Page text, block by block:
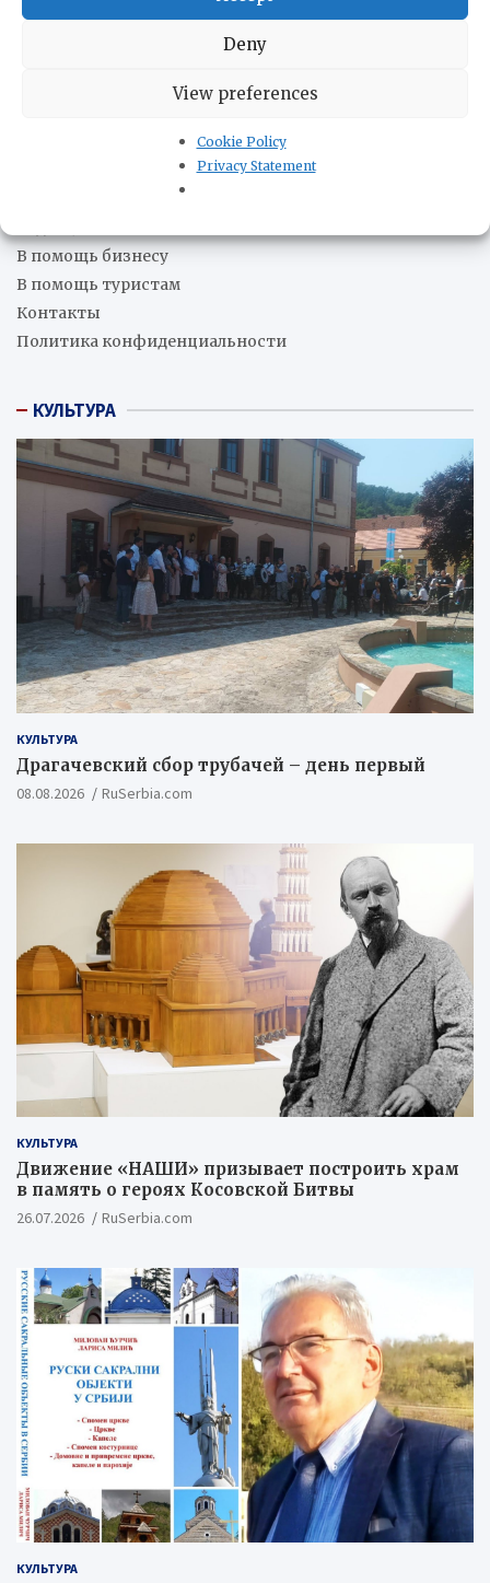
Deny
View preferences
Cookie Policy
Privacy Statement
Объявлено о создании Совместного командования по
безопасности в отдельных зонах Панамского канала
В помощь бизнесу
В помощь туристам
Контакты
Политика конфиденциальности
КУЛЬТУРА
КУЛЬТУРА
Драгачевский сбор трубачей – день первый
08.08.2026 RuSerbia.com
КУЛЬТУРА
Движение «НАШИ» призывает построить храм
в память о героях Косовской Битвы
26.07.2026 RuSerbia.com
КУЛЬТУРА